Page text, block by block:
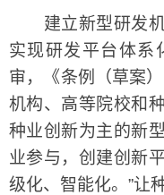
建立新型研发机
实现研发平台体系
审，《条例（草案
机构、高等院校和
种业创新为主的新
业参与，创建创新
级化、智能化。”让